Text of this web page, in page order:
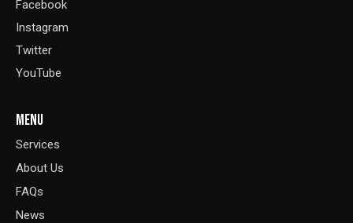
Facebook
Instagram
Twitter
YouTube
MENU
Services
About Us
FAQs
News